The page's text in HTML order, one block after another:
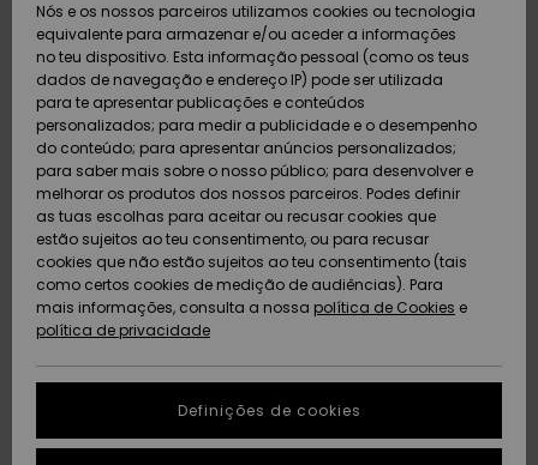
Calçado e
chinelos
Surfe/água
Snow
Artigos
recém-
chegados
Coleções
Calçado e
chinelos
Surfe/água
Neve
Artigos
recém-
chegados
Highlights
Highlights
Snow
SURF
Highlights
Community
SNOW
Criança
Snow Shop
Feminino
Highlights
Community
DUPLA
PROMO
Outlet
Mulher
AJUDA
Pagamento
Cartão
presente
Quiksilver
Freedom
Protecção de
dados
Guia de
tamanhos
SUSTAINABILITY
Nós e os nossos parceiros utilizamos cookies ou tecnologia
equivalente para armazenar e/ou aceder a informações
no teu dispositivo. Esta informação pessoal (como os teus
dados de navegação e endereço IP) pode ser utilizada
para te apresentar publicações e conteúdos
personalizados; para medir a publicidade e o desempenho
do conteúdo; para apresentar anúncios personalizados;
para saber mais sobre o nosso público; para desenvolver e
melhorar os produtos dos nossos parceiros. Podes definir
as tuas escolhas para aceitar ou recusar cookies que
estão sujeitos ao teu consentimento, ou para recusar
cookies que não estão sujeitos ao teu consentimento (tais
como certos cookies de medição de audiências). Para
mais informações, consulta a nossa política de Cookies e
política de privacidade
Definições de cookies